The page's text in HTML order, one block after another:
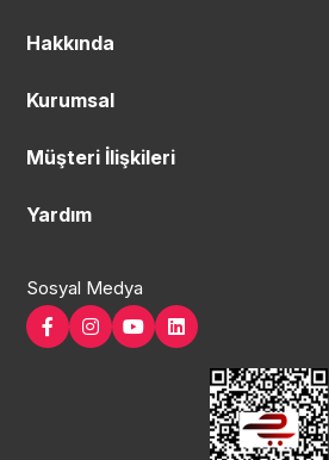
Hakkında
Kurumsal
Müşteri İlişkileri
Yardım
Sosyal Medya